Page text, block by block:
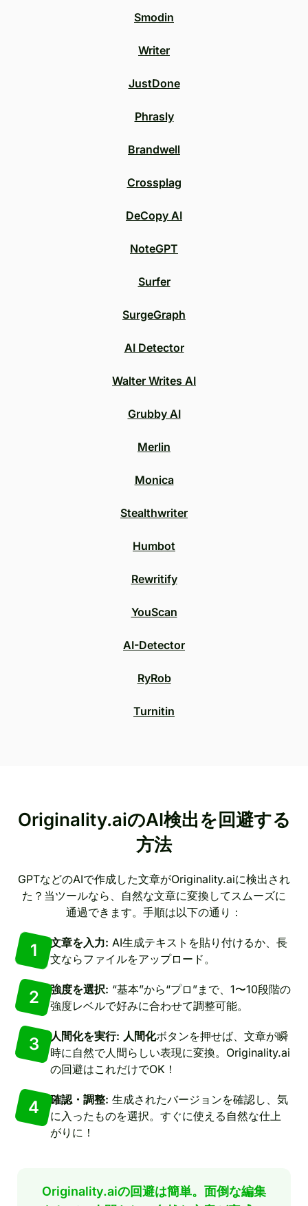
Smodin
Writer
JustDone
Phrasly
Brandwell
Crossplag
DeCopy AI
NoteGPT
Surfer
SurgeGraph
AI Detector
Walter Writes AI
Grubby AI
Merlin
Monica
Stealthwriter
Humbot
Rewritify
YouScan
AI-Detector
RyRob
Turnitin
Originality.aiのAI検出を回避する
方法
GPTなどのAIで作成した文章がOriginality.aiに検出され
た？当ツールなら、自然な文章に変換してスムーズに
通過できます。手順は以下の通り：
1 文章を入力: AI生成テキストを貼り付けるか、長
文ならファイルをアップロード。
2 強度を選択: “基本”から“プロ”まで、1〜10段階の
強度レベルで好みに合わせて調整可能。
3 人間化を実行: 人間化ボタンを押せば、文章が瞬
時に自然で人間らしい表現に変換。Originality.ai
の回避はこれだけでOK！
4 確認・調整: 生成されたバージョンを確認し、気
に入ったものを選択。すぐに使える自然な仕上
がりに！
Originality.aiの回避は簡単。面倒な編集